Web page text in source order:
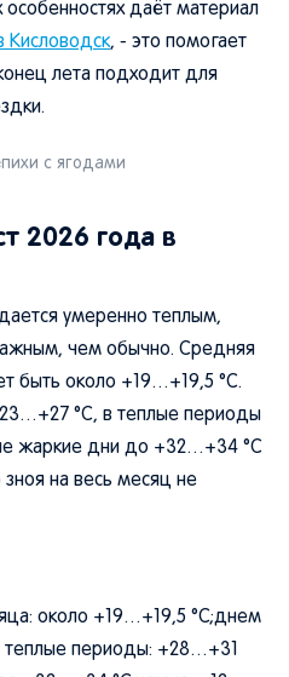
даёт материал
Кисловодск, - это помогает
лета подходит для
с ягодами
2026 года в
умеренно теплым,
чем обычно. Средняя
быть около +19…+19,5 °C.
°C, в теплые периоды
жаркие дни до +32…+34 °C
на весь месяц не
около +19…+19,5 °C;днем
периоды: +28…+31